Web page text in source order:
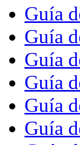
Guía
Guía
Guía
Guía
Guía
Guía